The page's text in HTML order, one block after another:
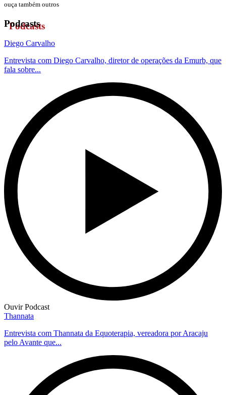
ouça também outros
Podcasts
Diego Carvalho
Entrevista com Diego Carvalho, diretor de operações da Emurb, que
fala sobre...
Ouvir Podcast
Thannata
Entrevista com Thannata da Equoterapia, vereadora por Aracaju
pelo Avante que...